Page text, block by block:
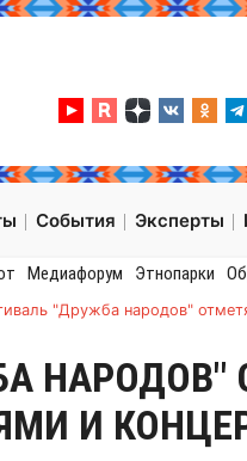
События Эксперты
Медиафорум Этнопарки
"Дружба народов"
НАРОДОВ"
И